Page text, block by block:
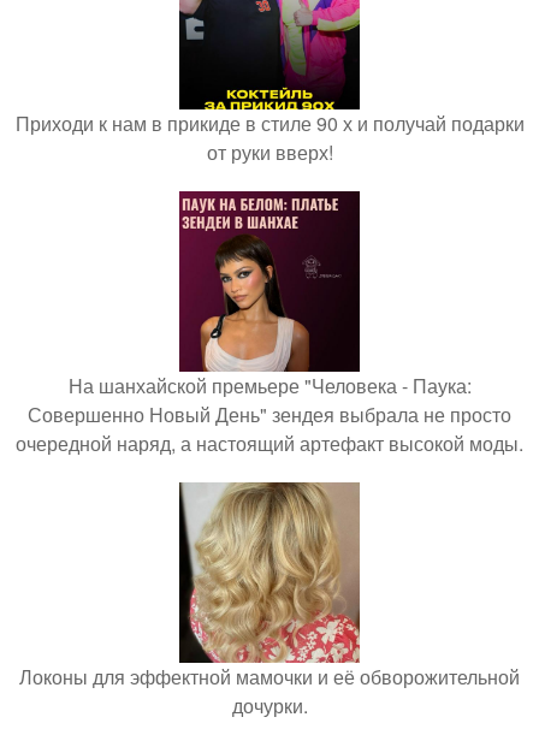
Приходи к нам в прикиде в стиле 90 х и получай подарки
от руки вверх!
На шанхайской премьере "Человека - Паука:
Совершенно Новый День" зендея выбрала не просто
очередной наряд, а настоящий артефакт высокой моды.
Локоны для эффектной мамочки и её обворожительной
дочурки.